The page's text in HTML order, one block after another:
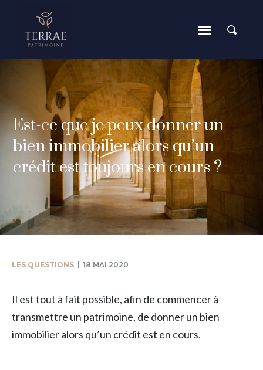
Est-ce que je peux donner un
bien immobilier alors qu’un
crédit est toujours en cours ?
LES QUESTIONS 18 MAI 2020
Il est tout à fait possible, afin de commencer à
transmettre un patrimoine, de donner un bien
immobilier alors qu’un crédit est en cours.